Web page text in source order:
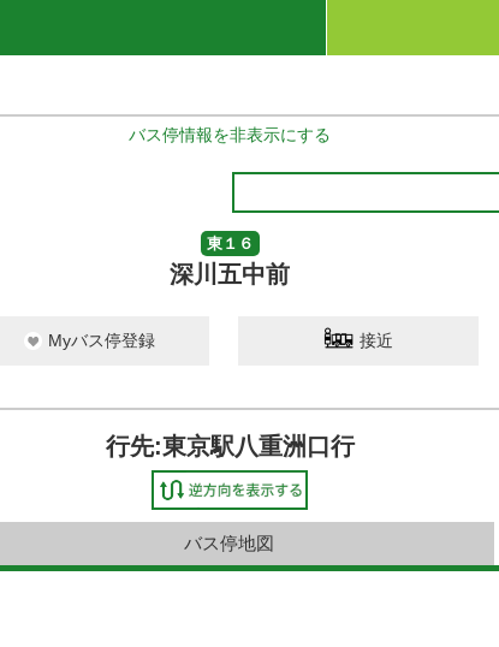
バス停情報を非表示にする
東１６
深川五中前
Myバス停登録 接近
行先:東京駅八重洲口行
バス停地図